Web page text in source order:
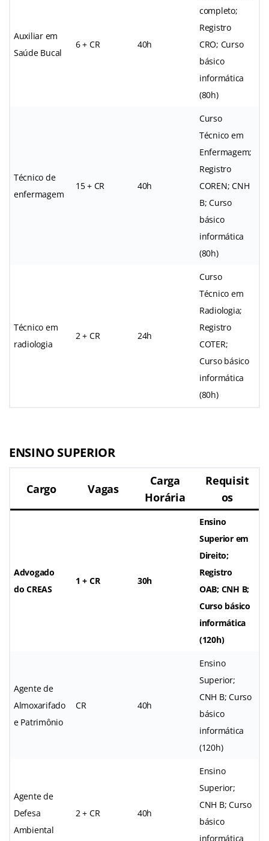
Auxiliar em
Saúde Bucal
6 + CR 40h
completo;
Registro
CRO; Curso
básico
informática
(80h)
Técnico de
enfermagem
15 + CR 40h
Curso
Técnico em
Enfermagem;
Registro
COREN; CNH
B; Curso
básico
informática
(80h)
Técnico em
radiologia
2 + CR 24h
Curso
Técnico em
Radiologia;
Registro
COTER;
Curso básico
informática
(80h)
ENSINO SUPERIOR
Cargo Vagas
Carga
Horária
Requisit
os
Advogado
do CREAS
1 + CR 30h
Ensino
Superior em
Direito;
Registro
OAB; CNH B;
Curso básico
informática
(120h)
Agente de
Almoxarifado
e Patrimônio
CR 40h
Ensino
Superior;
CNH B; Curso
básico
informática
(120h)
Agente de
Defesa
Ambiental
2 + CR 40h
Ensino
Superior;
CNH B; Curso
básico
informática